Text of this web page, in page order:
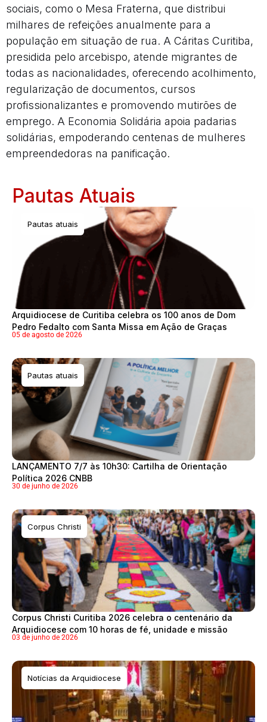
sociais, como o Mesa Fraterna, que distribui
milhares de refeições anualmente para a
população em situação de rua. A Cáritas Curitiba,
presidida pelo arcebispo, atende migrantes de
todas as nacionalidades, oferecendo acolhimento,
regularização de documentos, cursos
profissionalizantes e promovendo mutirões de
emprego. A Economia Solidária apoia padarias
solidárias, empoderando centenas de mulheres
empreendedoras na panificação.
Pautas Atuais​
Pautas atuais
Arquidiocese de Curitiba celebra os 100 anos de Dom
Pedro Fedalto com Santa Missa em Ação de Graças
05 de agosto de 2026
Pautas atuais
LANÇAMENTO 7/7 às 10h30: Cartilha de Orientação
Política 2026 CNBB
30 de junho de 2026
Corpus Christi
Corpus Christi Curitiba 2026 celebra o centenário da
Arquidiocese com 10 horas de fé, unidade e missão
03 de junho de 2026
Notícias da Arquidiocese